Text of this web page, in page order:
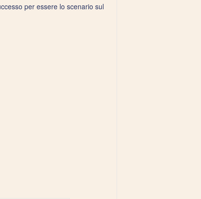
per essere lo scenario sul